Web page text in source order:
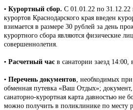
• Курортный сбор. С 01.01.22 по 31.12.22
курортов Краснодарского края введен
взимается в размере 30 рублей за день
курортного сбора являются физические
совершеннолетия.
• Расчетный час в санатории заезд 14:00,
• Перечень документов , необходимых
обменная путевка «Ваш Отдых»;
санаторно-курортная карта давностью не
можно получить в поликлинике по месту